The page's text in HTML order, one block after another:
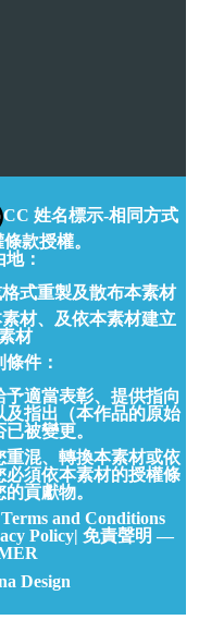
CC 姓名標示-相同方式
款授權。
：
式重製及散布本素材
材、及依本素材建立
材
件：
適當表彰、提供指向
指出（本作品的原始
被變更。
混、轉換本素材或依
須依本素材的授權條
貢獻物。
and Conditions
Policy| 免責聲明 —
Design